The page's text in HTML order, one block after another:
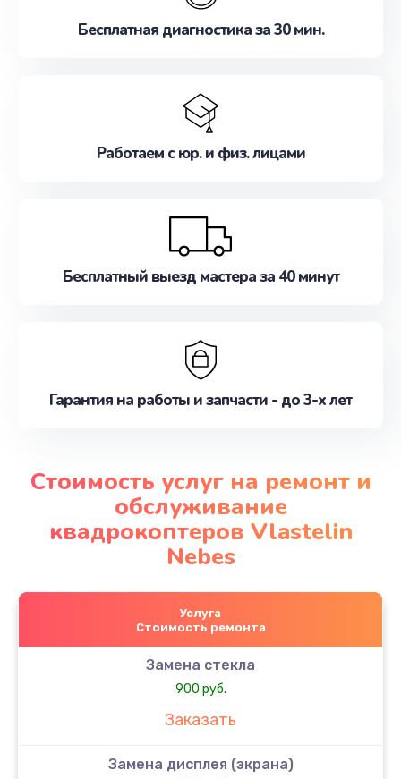
Бесплатная диагностика за 30 мин.
Работаем с юр. и физ. лицами
Бесплатный выезд мастера за 40 минут
Гарантия на работы и запчасти - до 3-х лет
Стоимость услуг на ремонт и
обслуживание
квадрокоптеров Vlastelin
Nebes
Услуга
Стоимость ремонта
Замена стекла
900 руб.
Заказать
Замена дисплея (экрана)